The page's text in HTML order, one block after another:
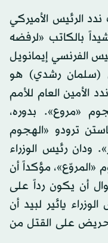
الرئيس الأميركي
بالكاتب «لرفضه
الفرنسي إيمانويل
(سلمان رشدي) هو
الأمين العام للأمم
«مروع». بدوره،
ترودو «الهجوم
ودان رئيس الوزراء
«المروّع»، مؤكداً أن
أن يكون رداً على
يائير لبيد أن
على القتل من